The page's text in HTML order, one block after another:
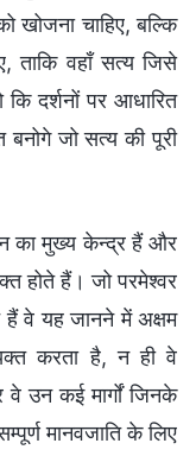
खोजना चाहिए, बल्कि
ताकि वहाँ सत्य जिसे
दर्शनों पर आधारित
बनोगे जो सत्य की पूरी
का मुख्य केन्द्र हैं और
होते हैं। जो परमेश्वर
हैं वे यह जानने में अक्षम
करता है, न ही वे
वे उन कई मार्गों जिनके
मानवजाति के लिए